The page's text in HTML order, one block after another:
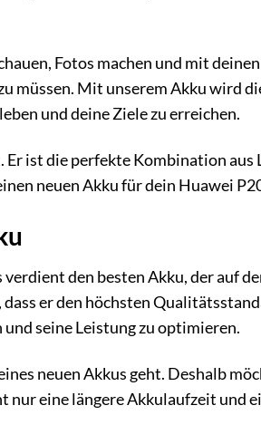
Fotos machen und mit
müssen. Mit unserem Akku wird
und deine Ziele zu erreichen.
ist die perfekte Kombination aus
neuen Akku für dein Huawei
den besten Akku, der auf
er den höchsten
seine Leistung zu optimieren.
neuen Akkus geht. Deshalb
eine längere Akkulaufzeit und